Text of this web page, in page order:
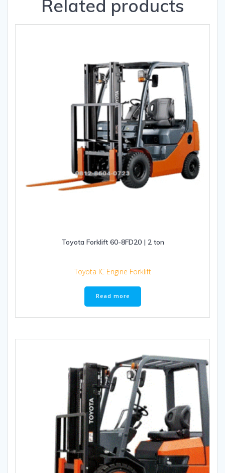
Related products
Toyota Forklift 60-8FD20 | 2 ton
Toyota IC Engine Forklift
Read more